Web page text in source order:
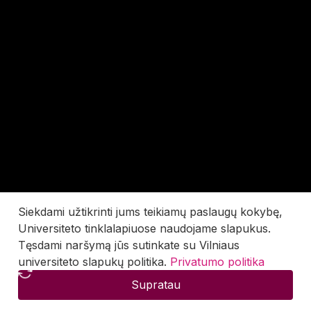
Siekdami užtikrinti jums teikiamų paslaugų kokybę,
Universiteto tinklalapiuose naudojame slapukus.
Tęsdami naršymą jūs sutinkate su Vilniaus
universiteto slapukų politika. Privatumo politika
Supratau